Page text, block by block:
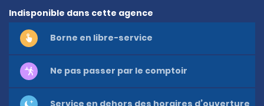
Indisponible dans cette agence
Borne en libre-service
Ne pas passer par le comptoir